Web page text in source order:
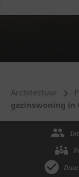
Architectuur
gezinswoning in